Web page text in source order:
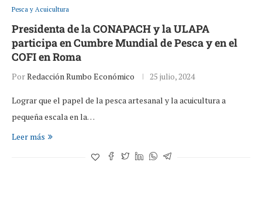
Pesca y Acuicultura
Presidenta de la CONAPACH y la ULAPA
participa en Cumbre Mundial de Pesca y en el
COFI en Roma
PorRedacción Rumbo Económico 25 julio, 2024
Lograr que el papel de la pesca artesanal y la acuicultura a
pequeña escala en la…
Leer más